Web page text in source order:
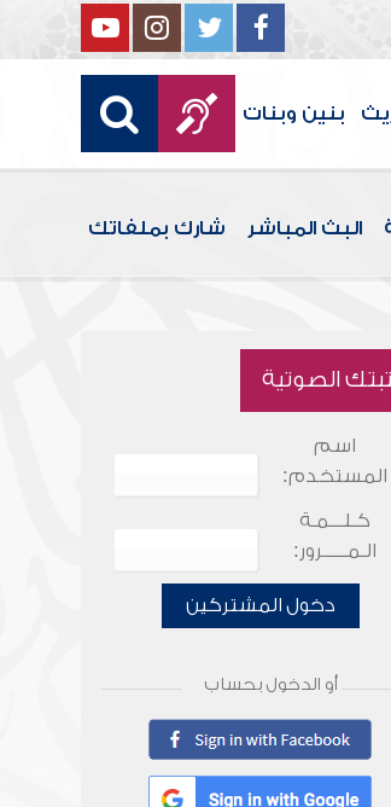
بنين وبنات
البث المباشر شارك بملفاتك
الصوتية
اسم
المستخدم:
كـلـــمـة
الـمـــــرور:
دخول المشتركين
أو الدخول بحساب